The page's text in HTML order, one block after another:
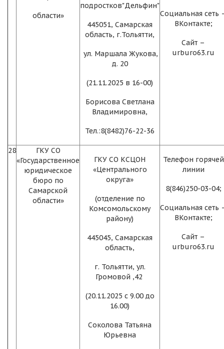
области»
подростков"Дельфин"
445051, Самарская
область, г.Тольятти,
ул. Маршала Жукова,
д. 20
(21.11.2025 в 16-00)
Борисова Светлана
Владимировна,
Тел.:8(8482)76-22-36
Социальная сеть
ВКонтакте;
Сайт –
urburo63.ru
28
ГКУ СО
«Государственное
юридическое
бюро по
Самарской
области»
ГКУ СО КСЦОН
«Центрального
округа»
(отделение по
Комсомольскому
району)
445045, Самарская
область,
г. Тольятти, ул.
Громовой ,42
(20.11.2025 с 9.00 до
16.00)
Соколова Татьяна
Юрьевна
Телефон горячей
линии
8(846)250-03-04;
Социальная сеть
ВКонтакте;
Сайт –
urburo63.ru